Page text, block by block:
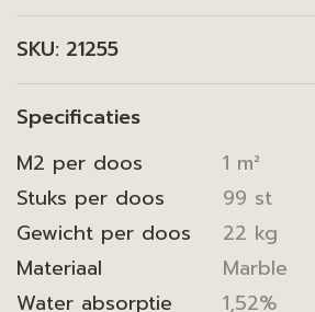
SKU: 21255
Specificaties
M2 per doos
1 m²
Stuks per doos
99 st
Gewicht per doos
22 kg
Materiaal
Marble
Water absorptie
1,52%